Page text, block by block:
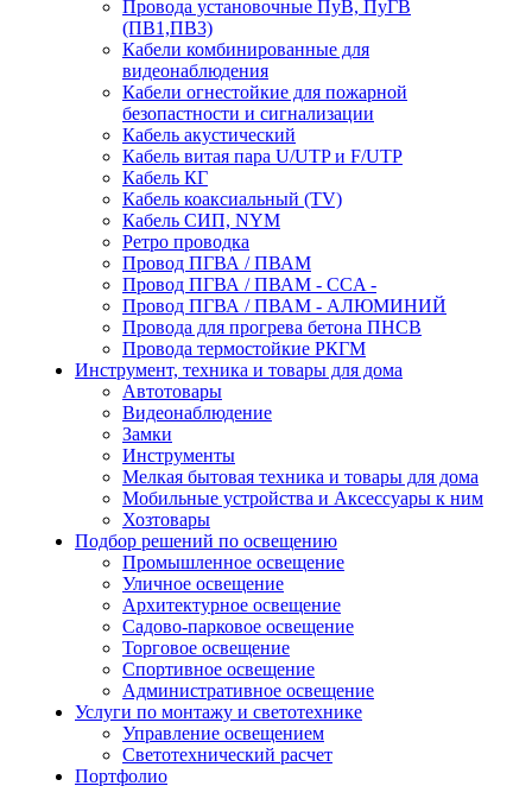
Провода установочные ПуВ, ПуГВ
(ПВ1,ПВ3)
Кабели комбинированные для
видеонаблюдения
Кабели огнестойкие для пожарной
безопастности и сигнализации
Кабель акустический
Кабель витая пара U/UTP и F/UTP
Кабель КГ
Кабель коаксиальный (TV)
Кабель СИП, NYM
Ретро проводка
Провод ПГВА / ПВАМ
Провод ПГВА / ПВАМ - CCA -
Провод ПГВА / ПВАМ - АЛЮМИНИЙ
Провода для прогрева бетона ПНСВ
Провода термостойкие РКГМ
Инструмент, техника и товары для дома
Автотовары
Видеонаблюдение
Замки
Инструменты
Мелкая бытовая техника и товары для дома
Мобильные устройства и Аксессуары к ним
Хозтовары
Подбор решений по освещению
Промышленное освещение
Уличное освещение
Архитектурное освещение
Садово-парковое освещение
Торговое освещение
Спортивное освещение
Административное освещение
Услуги по монтажу и светотехнике
Управление освещением
Светотехнический расчет
Портфолио